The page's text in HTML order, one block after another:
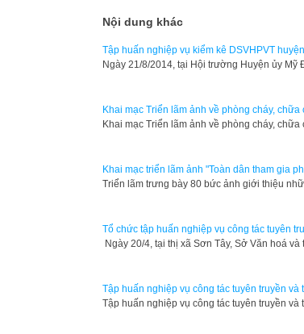
Nội dung khác
Tập huấn nghiệp vụ kiểm kê DSVHPVT
​Ngày 21/8/2014, tại Hội trường Huyện ủy Mỹ
Khai mạc Triển lãm ảnh về phòng cháy,
Khai mạc Triển lãm ảnh về phòng cháy,
Khai mạc triển lãm ảnh "Toàn dân tham gia
Triển lãm trưng bày 80 bức ảnh giới thiệu
Tổ chức tập huấn nghiệp vụ công tác tuyên
Ngày 20/4, tại thị xã Sơn Tây, Sở Văn hoá và
Tập huấn nghiệp vụ công tác tuyên truyền và
Tập huấn nghiệp vụ công tác tuyên truyền và